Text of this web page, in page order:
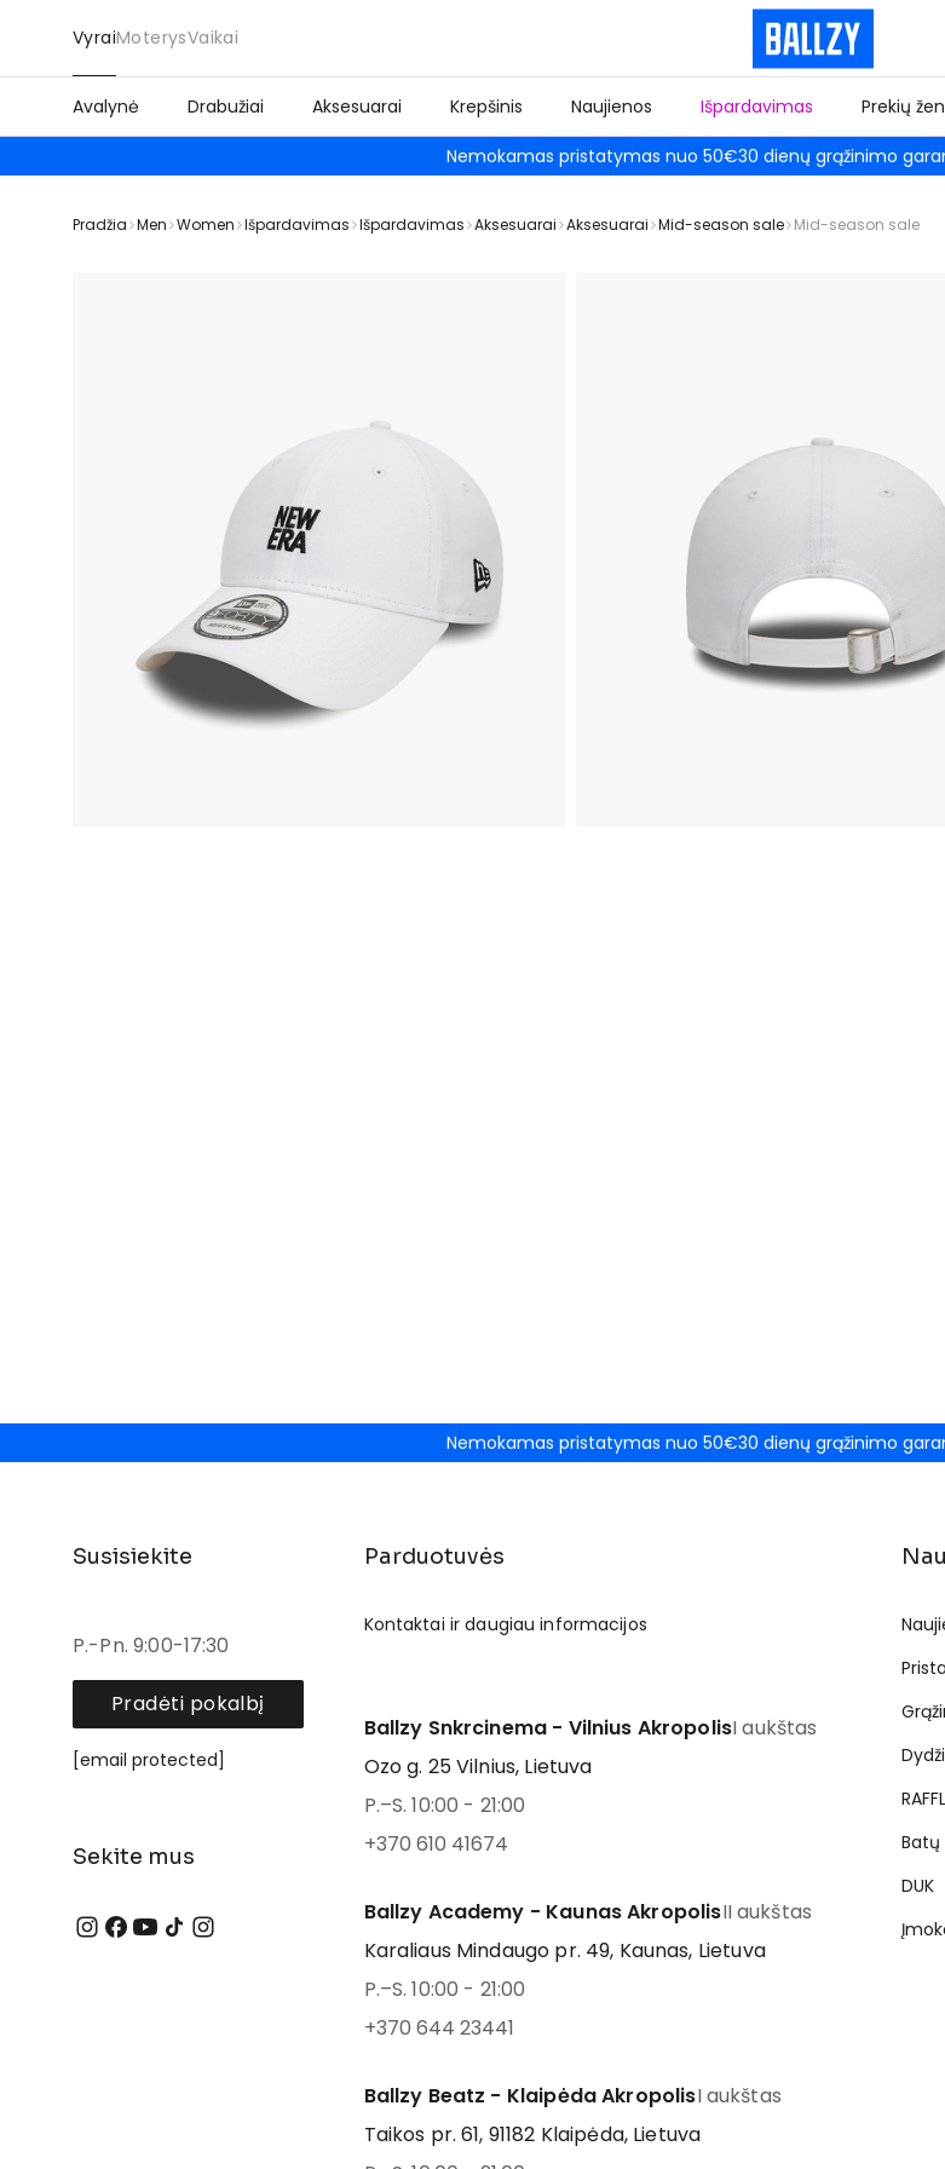
VyraiMoterysVaikai
Avalynė Drabužiai Aksesuarai Krepšinis Naujienos Išpardavimas Prekių
Nemokamas pristatymas nuo 50€30 dienų grąžinimo
Pradžia Men Women Išpardavimas Išpardavimas Aksesuarai Aksesuarai Mid-season sale Mid-season sale
Nemokamas pristatymas nuo 50€30 dienų grąžinimo
Susisiekite
P.-Pn. 9:00-17:30
Pradėti pokalbį
[email protected]
Sekite mus
Parduotuvės
Kontaktai ir daugiau informacijos
Ballzy Snkrcinema - Vilnius AkropolisI aukštas
Ozo g. 25 Vilnius, Lietuva
P.–S. 10:00 - 21:00
+370 610 41674
Ballzy Academy - Kaunas AkropolisII aukštas
Karaliaus Mindaugo pr. 49, Kaunas, Lietuva
P.–S. 10:00 - 21:00
+370 644 23441
Ballzy Beatz - Klaipėda AkropolisI aukštas
Taikos pr. 61, 91182 Klaipėda, Lietuva
Batų
DUK